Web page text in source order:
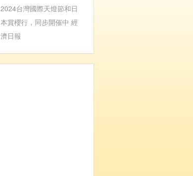
2024台灣國際天燈節和日
本賞櫻行，同步開催中 經
濟日報